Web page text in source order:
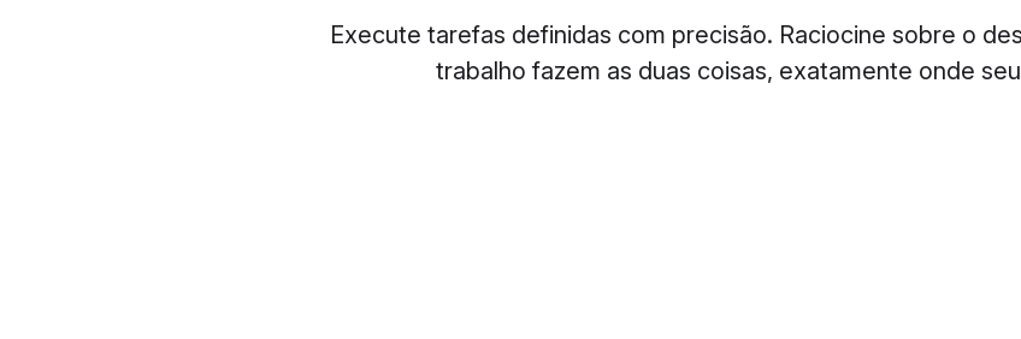
Execute tarefas definidas com precisão. Raciocine sobre o
trabalho fazem as duas coisas, exatamente onde